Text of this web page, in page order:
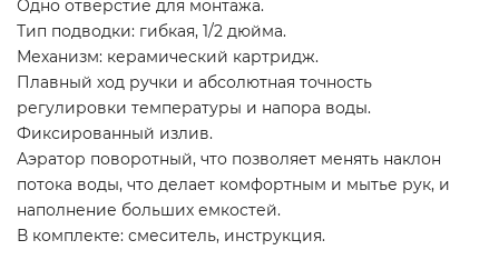
Одно отверстие для монтажа.
Тип подводки: гибкая, 1/2 дюйма.
Механизм: керамический картридж.
Плавный ход ручки и абсолютная точность
регулировки температуры и напора воды.
Фиксированный излив.
Аэратор поворотный, что позволяет менять наклон
потока воды, что делает комфортным и мытье рук, и
наполнение больших емкостей.
В комплекте: смеситель, инструкция.